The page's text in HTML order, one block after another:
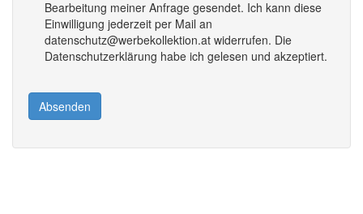
Bearbeitung meiner Anfrage gesendet. Ich kann diese
Einwilligung jederzeit per Mail an
datenschutz@werbekollektion.at widerrufen. Die
Datenschutzerklärung habe ich gelesen und akzeptiert.
Absenden